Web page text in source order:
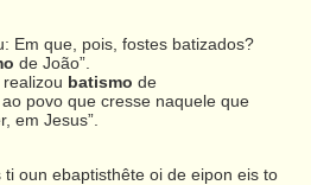
Em que, pois, fostes batizados?
de João”.
batismo de
povo que cresse naquele que
em Jesus”.
oun ebaptisthête oi de eipon eis to